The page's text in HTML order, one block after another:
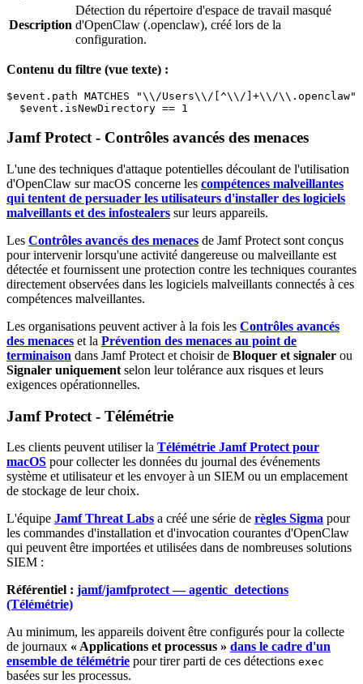
Description
Détection du répertoire d'espace de travail masqué
d'OpenClaw (.openclaw), créé lors de la
configuration.
Contenu du filtre (vue texte) :
$event.path MATCHES "\\/Users\\/[^\\/]+\\/\\.openclaw"
Jamf Protect - Contrôles avancés des menaces
L'une des techniques d'attaque potentielles découlant de l'utilisation
d'OpenClaw sur macOS concerne les compétences malveillantes
qui tentent de persuader les utilisateurs d'installer des logiciels
malveillants et des infostealers sur leurs appareils.
Les Contrôles avancés des menaces de Jamf Protect sont conçus
pour intervenir lorsqu'une activité dangereuse ou malveillante est
détectée et fournissent une protection contre les techniques courantes
directement observées dans les logiciels malveillants connectés à ces
compétences malveillantes.
Les organisations peuvent activer à la fois les Contrôles avancés
des menaces et la Prévention des menaces au point de
terminaison dans Jamf Protect et choisir de Bloquer et signaler ou
Signaler uniquement selon leur tolérance aux risques et leurs
exigences opérationnelles.
Jamf Protect - Télémétrie
Les clients peuvent utiliser la Télémétrie Jamf Protect pour
macOS pour collecter les données du journal des événements
système et utilisateur et les envoyer à un SIEM ou un emplacement
de stockage de leur choix.
L'équipe Jamf Threat Labs a créé une série de règles Sigma pour
les commandes d'installation et d'invocation courantes d'OpenClaw
qui peuvent être importées et utilisées dans de nombreuses solutions
SIEM :
Référentiel : jamf/jamfprotect — agentic_detections
(Télémétrie)
Au minimum, les appareils doivent être configurés pour la collecte
de journaux « Applications et processus » dans le cadre d'un
ensemble de télémétrie pour tirer parti de ces détections exec
basées sur les processus.